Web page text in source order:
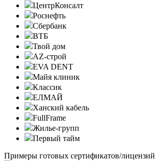
ЦентрКонсалт
Роснефть
Сбербанк
ВТБ
Твой дом
AZ-строй
EVA DENT
Майя клиник
Классик
ЕЛМАЙ
Ханский кабель
FullFrame
Жилье-групп
Первый тайм
Примеры готовых сертификатов/лицензий